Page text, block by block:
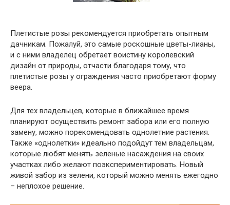
Плетистые розы рекомендуется приобретать опытным
дачникам. Пожалуй, это самые роскошные цветы-лианы,
и с ними владелец обретает воистину королевский
дизайн от природы, отчасти благодаря тому, что
плетистые розы у ограждения часто приобретают форму
веера.
Для тех владельцев, которые в ближайшее время
планируют осуществить ремонт забора или его полную
замену, можно порекомендовать однолетние растения.
Также «однолетки» идеально подойдут тем владельцам,
которые любят менять зеленые насаждения на своих
участках либо желают поэкспериментировать. Новый
живой забор из зелени, который можно менять ежегодно
– неплохое решение.